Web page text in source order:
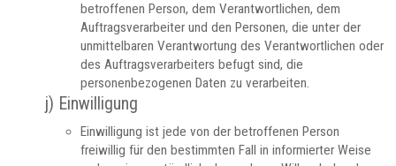
betroffenen Person, dem Verantwortlichen, dem
Auftragsverarbeiter und den Personen, die unter der
unmittelbaren Verantwortung des Verantwortlichen oder
des Auftragsverarbeiters befugt sind, die
personenbezogenen Daten zu verarbeiten.
j) Einwilligung
Einwilligung ist jede von der betroffenen Person
freiwillig für den bestimmten Fall in informierter Weise